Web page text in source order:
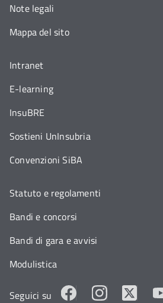
Note legali
Mappa del sito
Intranet
E-learning
InsuBRE
Sostieni UnInsubria
Convenzioni SiBA
Statuto e regolamenti
Bandi e concorsi
Bandi di gara e avvisi
Modulistica
Seguici su